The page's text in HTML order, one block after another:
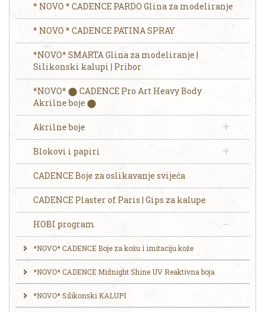
* NOVO * CADENCE PARDO Glina za modeliranje
* NOVO * CADENCE PATINA SPRAY
*NOVO* SMARTA Glina za modeliranje |
Silikonski kalupi | Pribor
*NOVO* ⬤ CADENCE Pro Art Heavy Body
Akrilne boje ⬤
Akrilne boje
Blokovi i papiri
CADENCE Boje za oslikavanje svijeća
CADENCE Plaster of Paris | Gips za kalupe
HOBI program
*NOVO* CADENCE Boje za kožu i imitaciju kože
*NOVO* CADENCE Midnight Shine UV Reaktivna boja
*NOVO* Silikonski KALUPI